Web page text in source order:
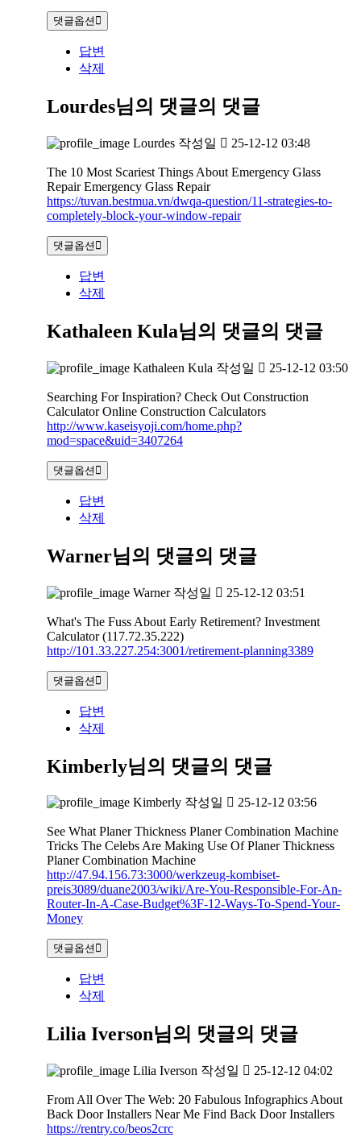
댓글옵션
답변
삭제
Lourdes님의 댓글의 댓글
Lourdes 작성일 25-12-12 03:48
The 10 Most Scariest Things About Emergency Glass
Repair Emergency Glass Repair
https://tuvan.bestmua.vn/dwqa-question/11-strategies-to-
completely-block-your-window-repair
댓글옵션
답변
삭제
Kathaleen Kula님의 댓글의 댓글
Kathaleen Kula 작성일 25-12-12 03:50
Searching For Inspiration? Check Out Construction
Calculator Online Construction Calculators
http://www.kaseisyoji.com/home.php?
mod=space&uid=3407264
댓글옵션
답변
삭제
Warner님의 댓글의 댓글
Warner 작성일 25-12-12 03:51
What's The Fuss About Early Retirement? Investment
Calculator (117.72.35.222)
http://101.33.227.254:3001/retirement-planning3389
댓글옵션
답변
삭제
Kimberly님의 댓글의 댓글
Kimberly 작성일 25-12-12 03:56
See What Planer Thickness Planer Combination Machine
Tricks The Celebs Are Making Use Of Planer Thickness
Planer Combination Machine
http://47.94.156.73:3000/werkzeug-kombiset-
preis3089/duane2003/wiki/Are-You-Responsible-For-An-
Router-In-A-Case-Budget%3F-12-Ways-To-Spend-Your-
Money
댓글옵션
답변
삭제
Lilia Iverson님의 댓글의 댓글
Lilia Iverson 작성일 25-12-12 04:02
From All Over The Web: 20 Fabulous Infographics About
Back Door Installers Near Me Find Back Door Installers
https://rentry.co/beos2crc